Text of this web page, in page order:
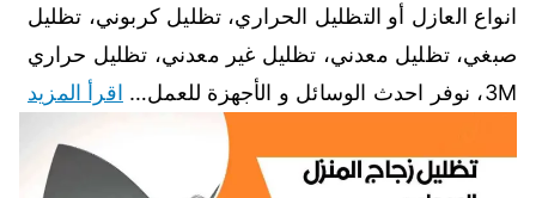
انواع العازل أو التظليل الحراري، تظليل كربوني، تظليل
صبغي، تظليل معدني، تظليل غير معدني، تظليل حراري
3M، نوفر احدث الوسائل و الأجهزة للعمل…
اقرأ المزيد